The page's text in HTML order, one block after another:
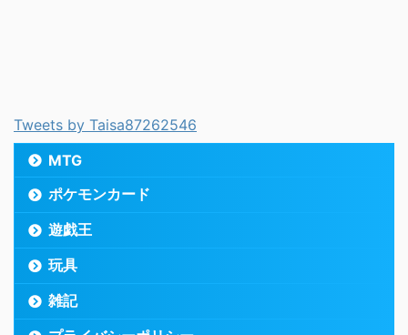
Tweets by Taisa87262546
MTG
ポケモンカード
遊戯王
玩具
雑記